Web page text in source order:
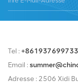
Dienstleistungen,
Tel :
Email :
Adresse : 2506 Xidi